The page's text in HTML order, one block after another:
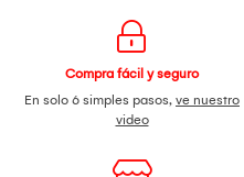
Compra fácil y seguro
En solo 6 simples pasos, ve nuestro
video